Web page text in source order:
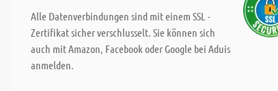
Alle Datenverbindungen sind mit einem SSL -
Zertifikat sicher verschlusselt. Sie können sich
auch mit Amazon, Facebook oder Google bei Aduis
anmelden.